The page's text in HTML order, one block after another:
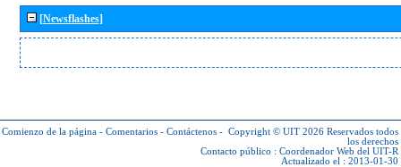
[Newsflashes]
Comienzo de la página - Comentarios - Contáctenos - Copyright © UIT 2026 Reservados todos
los derechos
Contacto público : Coordenador Web del UIT-R
Actualizado el : 2013-01-30